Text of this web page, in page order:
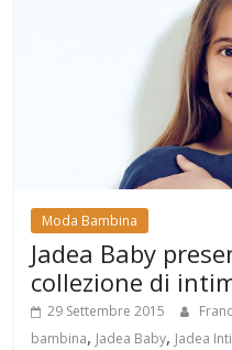
Moda Bambina
Jadea Baby
collezione di
29 Settembre 2015
bambina, Jadea Baby, Jadea